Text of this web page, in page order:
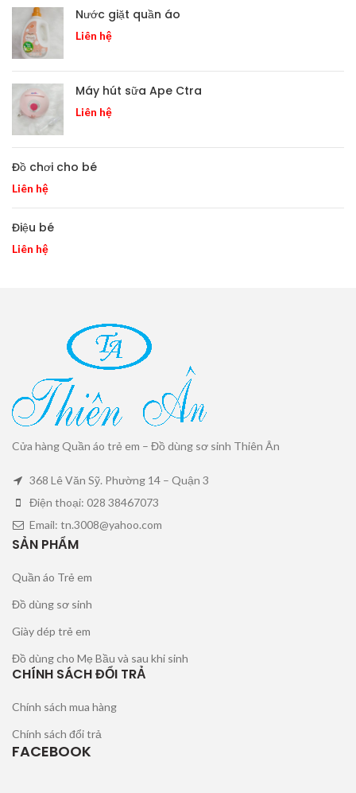
Nước giặt quần áo
Liên hệ
Máy hút sữa Ape Ctra
Liên hệ
Đồ chơi cho bé
Liên hệ
Điệu bé
Liên hệ
Cửa hàng Quần áo trẻ em – Đồ dùng sơ sinh Thiên Ân
368 Lê Văn Sỹ. Phường 14 – Quận 3
Điện thoại: 028 38467073
Email: tn.3008@yahoo.com
SẢN PHẨM
Quần áo Trẻ em
Đồ dùng sơ sinh
Giày dép trẻ em
Đồ dùng cho Mẹ Bầu và sau khi sinh
CHÍNH SÁCH ĐỔI TRẢ
Chính sách mua hàng
Chính sách đổi trả
FACEBOOK